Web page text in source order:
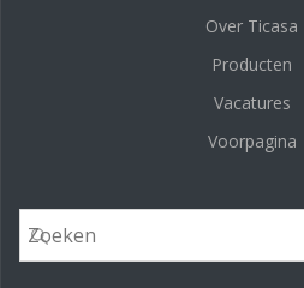
Over Ticasa
Producten
Vacatures
Voorpagina